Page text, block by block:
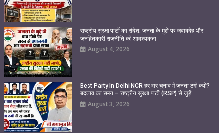
राष्ट्रीय सुरक्षा पार्टी का संदेश: जनता के मुद्दों पर जवाबदेह और
जनहितकारी राजनीति की आवश्यकता
August 4, 2026
Best Party In Delhi NCR हर बार चुनाव में जनता ठगी क्यों?
बदलाव का समय – राष्ट्रीय सुरक्षा पार्टी (RSP) से जुड़ें
August 3, 2026